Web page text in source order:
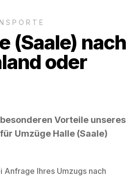
(Saale) nach
oder
Vorteile unseres
Umzüge Halle (Saale)
Anfrage Ihres Umzugs nach